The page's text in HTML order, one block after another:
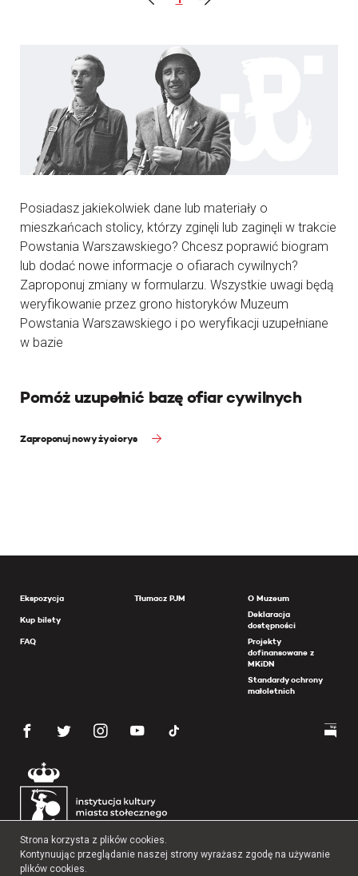
Posiadasz jakiekolwiek dane lub materiały o
mieszkańcach stolicy, którzy zginęli lub zaginęli w trakcie
Powstania Warszawskiego? Chcesz poprawić biogram
lub dodać nowe informacje o ofiarach cywilnych?
Zaproponuj zmiany w formularzu. Wszystkie uwagi będą
weryfikowanie przez grono historyków Muzeum
Powstania Warszawskiego i po weryfikacji uzupełniane
w bazie
Pomóż uzupełnić bazę ofiar cywilnych
Zaproponuj nowy życiorys
Ekspozycja
Kup bilety
FAQ
Tłumacz PJM
O Muzeum
Deklaracja
dostępności
Projekty
dofinansowane z
MKiDN
Standardy ochrony
małoletnich
Strona korzysta z plików cookies.
Kontynuując przeglądanie naszej strony wyrażasz zgodę na używanie
plików cookies.